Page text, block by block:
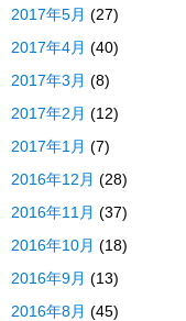
2017年5月 (27)
2017年4月 (40)
2017年3月 (8)
2017年2月 (12)
2017年1月 (7)
2016年12月 (28)
2016年11月 (37)
2016年10月 (18)
2016年9月 (13)
2016年8月 (45)